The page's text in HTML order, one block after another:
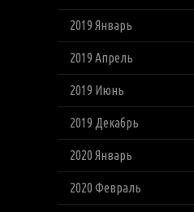
2019 Январь
2019 Апрель
2019 Июнь
2019 Декабрь
2020 Январь
2020 Февраль